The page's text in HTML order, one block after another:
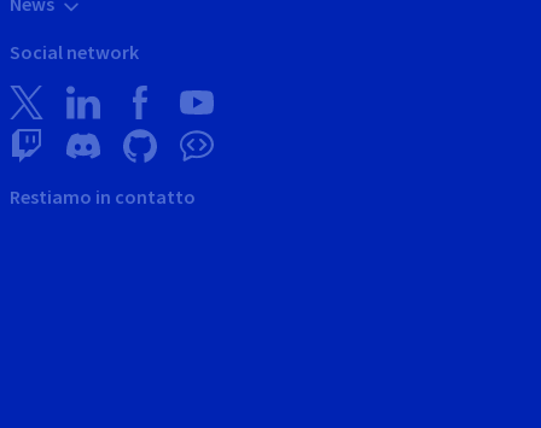
Social network
Restiamo in contatto